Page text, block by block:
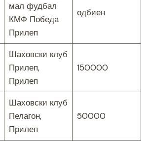
мал фудбал
КМФ Победа
Прилеп
одбиен
Шаховски клуб
Прилеп,
Прилеп
150000
Шаховски клуб
Пелагон,
Прилеп
50000